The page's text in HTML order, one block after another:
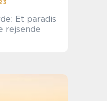
Et paradis
rejsende